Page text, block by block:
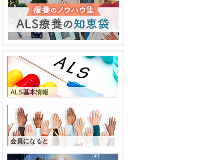
ALS基本情報
会員になると